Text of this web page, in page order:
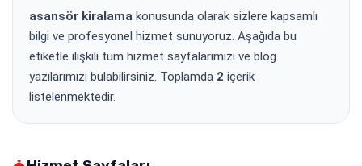
asansör kiralama konusunda olarak sizlere kapsamlı
bilgi ve profesyonel hizmet sunuyoruz. Aşağıda bu
etiketle ilişkili tüm hizmet sayfalarımızı ve blog
yazılarımızı bulabilirsiniz. Toplamda 2 içerik
listelenmektedir.